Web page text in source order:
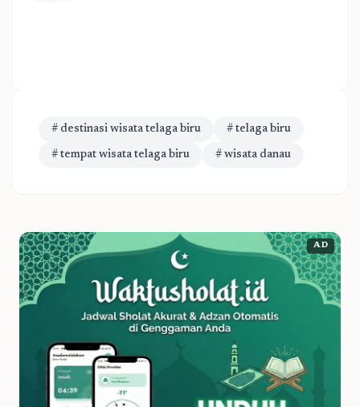
# destinasi wisata telaga biru # telaga biru
# tempat wisata telaga biru # wisata danau
AD